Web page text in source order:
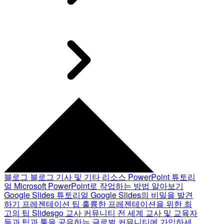
블로그 블로그 기사 및 기타 리소스 PowerPoint 튜토리
얼 Microsoft PowerPoint로 작업하는 방법 알아보기
Google Slides 튜토리얼 Google Slides의 비밀을 발견
하기 프레젠테이션 팁 훌륭한 프레젠테이션을 위한 최
고의 팁 Slidesgo 교사 커뮤니티 전 세계 교사 및 교육자